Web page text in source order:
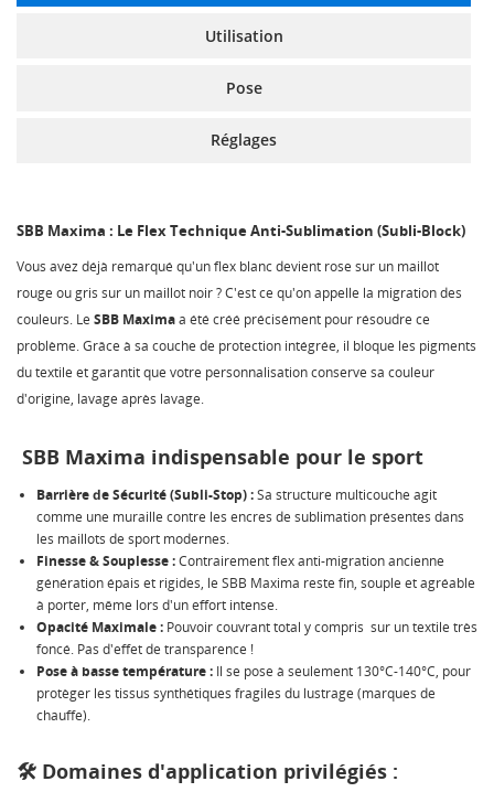
Utilisation
Pose
Réglages
SBB Maxima : Le Flex Technique Anti-Sublimation (Subli-Block)
Vous avez déjà remarqué qu'un flex blanc devient rose sur un maillot
rouge ou gris sur un maillot noir ? C'est ce qu'on appelle la migration des
couleurs. Le SBB Maximaa été créé précisément pour résoudre ce
problème. Grâce à sa couche de protection intégrée, il bloque les pigments
du textile et garantit que votre personnalisation conserve sa couleur
d'origine, lavage après lavage.
SBB Maxima indispensable pour le sport
Barrière de Sécurité (Subli-Stop) :Sa structure multicouche agit
comme une muraille contre les encres de sublimation présentes dans
les maillots de sport modernes.
Finesse & Souplesse :Contrairement flex anti-migration ancienne
génération épais et rigides, le SBB Maxima reste fin, souple et agréable
à porter, même lors d'un effort intense.
Opacité Maximale : Pouvoir couvrant total y compris sur un textile très
foncé. Pas d'effet de transparence !
Pose à basse température : Il se pose à seulement 130°C-140°C, pour
protèger les tissus synthétiques fragiles du lustrage (marques de
chauffe).
🛠️ Domaines d'application privilégiés :